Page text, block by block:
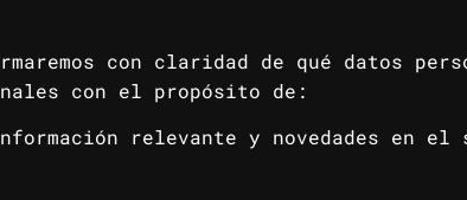
con claridad de qué datos
con el propósito de:
relevante y novedades en el